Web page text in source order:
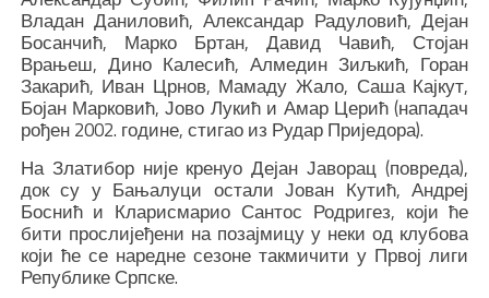
Владан Даниловић, Александар Радуловић, Дејан
Босанчић, Марко Бртан, Давид Чавић, Стојан
Врањеш, Дино Калесић, Алмедин Зиљкић, Горан
Закарић, Иван Црнов, Мамаду Жало, Саша Кајкут,
Бојан Марковић, Јово Лукић и Амар Церић (нападач
рођен 2002. године, стигао из Рудар Приједора).
На Златибор није кренуо Дејан Јаворац (повреда),
док су у Бањалуци остали Јован Кутић, Андреј
Боснић и Кларисмарио Сантос Родригез, који ће
бити прослијеђени на позајмицу у неки од клубова
који ће се наредне сезоне такмичити у Првој лиги
Републике Српске.